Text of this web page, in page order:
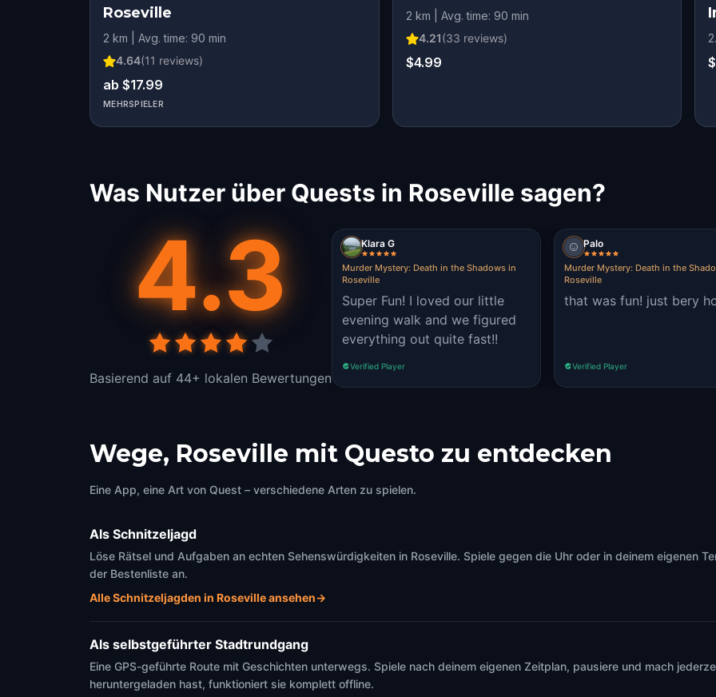
Roseville
2 km | Avg. time: 90 min
4.64(11 reviews)
ab $17.99
MEHRSPIELER
2 km | Avg. time: 90 min
4.21(33 reviews)
$4.99
Was Nutzer über Quests in Roseville sagen?
4.3
Basierend auf 44+ lokalen Bewertungen
Klara G
Murder Mystery: Death in the Shadows in
Roseville
Super Fun! I loved our little
evening walk and we figured
everything out quite fast!!
Verified Player
Palo
Murder Mystery: Death in the
Roseville
that was fun! just bery
Verified Player
Wege, Roseville mit Questo zu entdecken
Eine App, eine Art von Quest – verschiedene Arten zu spielen.
Als Schnitzeljagd
Löse Rätsel und Aufgaben an echten Sehenswürdigkeiten in Roseville. Spiele gegen die Uhr oder in deinem eigenen
der Bestenliste an.
Alle Schnitzeljagden in Roseville ansehen→
Als selbstgeführter Stadtrundgang
Eine GPS-geführte Route mit Geschichten unterwegs. Spiele nach deinem eigenen Zeitplan, pausiere und mach
heruntergeladen hast, funktioniert sie komplett offline.